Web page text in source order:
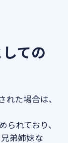
ての
た場合は、
れており、
弟姉妹な